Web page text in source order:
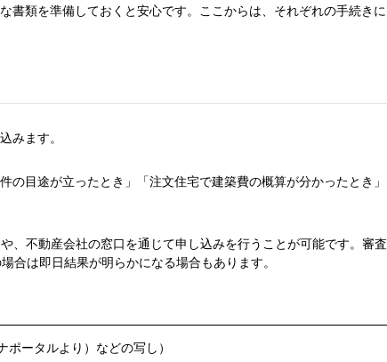
書類を準備しておくと安心です。ここからは、それぞれの手続きに
みます。
目途が立ったとき」「注文住宅で建築費の概算が分かったとき」
、不動産会社の窓口を通じて申し込みを行うことが可能です。審査
合は即日結果が明らかになる場合もあります。
ータルより）などの写し）